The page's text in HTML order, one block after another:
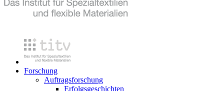
Forschung
Auftragsforschung
Erfolgsgeschichten